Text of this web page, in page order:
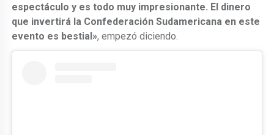
espectáculo y es todo muy impresionante. El dinero
que invertirá la Confederación Sudamericana en este
evento es bestial», empezó diciendo.